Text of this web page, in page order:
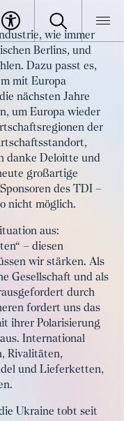
und
wie immer
Berlins, und
Dazu passt es,
mit Europa
nächsten Jahre
um Europa wieder
der
danke Deloitte und
großartige
des TDI –
nicht möglich.
aus:
– diesen
wir stärken. Als
Gesellschaft und als
durch
fordert uns das
ihrer Polarisierung
International
Rivalitäten,
und Lieferketten,
Ukraine tobt seit